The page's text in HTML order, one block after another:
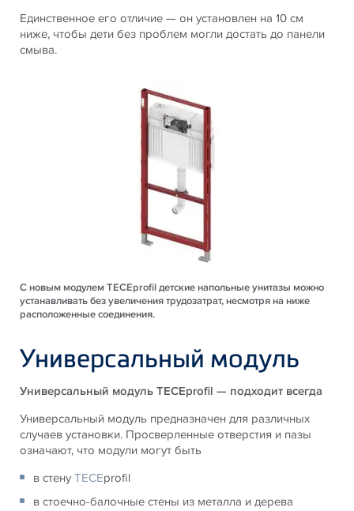
Единственное его отличие — он установлен на 10 см
ниже, чтобы дети без проблем могли достать до панели
смыва.
С новым модулем TECEprofil детские напольные унитазы можно
устанавливать без увеличения трудозатрат, несмотря на ниже
расположенные соединения.
Универсальный модуль
Универсальный модуль TECEprofil — подходит всегда
Универсальный модуль предназначен для различных
случаев установки. Просверленные отверстия и пазы
означают, что модули могут быть
в стенуTECEprofil
в стоечно-балочные стены из металла и дерева